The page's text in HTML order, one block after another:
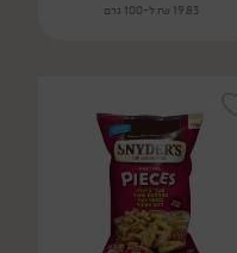
19.83 ₪ ל-100 גרם